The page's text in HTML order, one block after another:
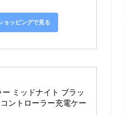
ョッピングで見る
ミッドナイト ブラッ
ントローラー充電ケー